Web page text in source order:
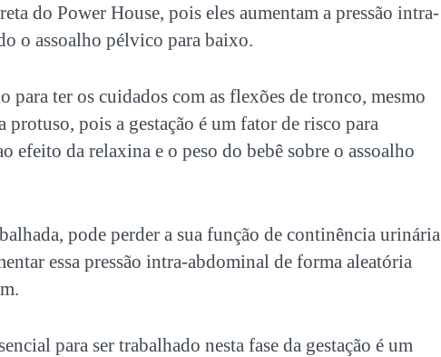
do Power House, pois eles aumentam a pressão intra-
o assoalho pélvico para baixo.
para ter os cuidados com as flexões de tronco, mesmo
protuso, pois a gestação é um fator de risco para
efeito da relaxina e o peso do bebê sobre o assoalho
pode perder a sua função de continência urinária
essa pressão intra-abdominal de forma aleatória
para ser trabalhado nesta fase da gestação é um